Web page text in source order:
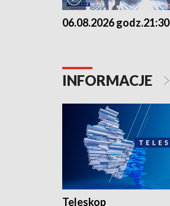
06.08.2026 godz.21:30
INFORMACJE
Teleskop